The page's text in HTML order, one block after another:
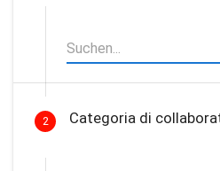
2 Categoria di